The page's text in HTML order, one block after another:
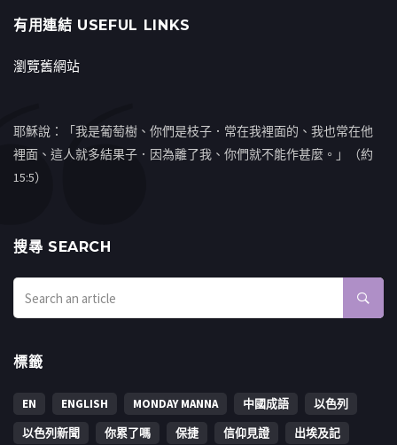
有用連結 USEFUL LINKS
瀏覽舊網站
耶穌說：「我是葡萄樹、你們是枝子．常在我裡面的、我也常在他
裡面、這人就多結果子．因為離了我、你們就不能作甚麼。」（約
15:5）
搜㝷 SEARCH
標籤
EN ENGLISH MONDAY MANNA 中國成語
以色列
以色列新聞
你累了嗎 保捷 信仰見證
出埃及記